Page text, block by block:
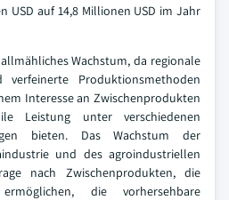
USD auf 14,8 Millionen USD im Jahr
Wachstum, da regionale
verfeinerte Produktionsmethoden
Interesse an Zwischenprodukten
Leistung unter verschiedenen
bieten. Das Wachstum der
und des agroindustriellen
nach Zwischenprodukten, die
die vorhersehbare